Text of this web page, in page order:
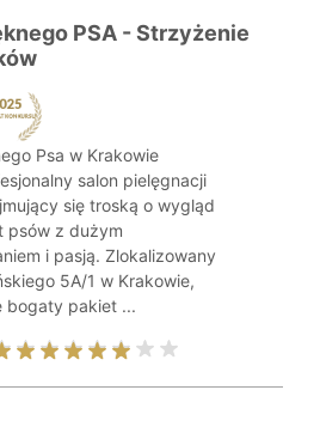
PSA - Strzyżenie
Psa w Krakowie
salon pielęgnacji
się troską o wygląd
psów z dużym
i pasją. Zlokalizowany
5A/1 w Krakowie,
bogaty pakiet ...